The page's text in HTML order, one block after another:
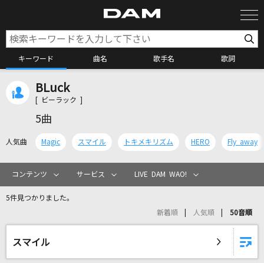
キーワード 曲名 歌手名 歌詞
カラオケリクエスト
BLuck
[ ビーラック ]
5曲
人気曲 Magic スマイル トキメキリズム HERO Fly away
コンテンツ サービス LIVE DAM WAO!
5件見つかりました。
新着順 人気順 50音順
スマイル